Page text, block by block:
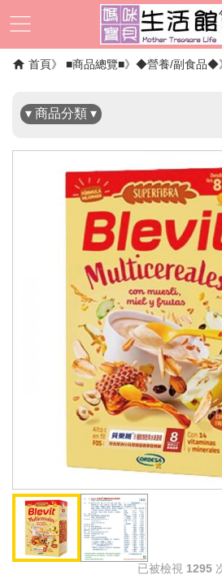
首頁 ■商品總覽■ ◆營養/副食品◆
▾ 商品分類 ▾
已被檢視 1295